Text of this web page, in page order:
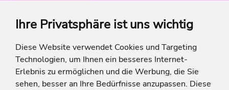
Ihre Privatsphäre ist uns wichtig
Diese Website verwendet Cookies und Targeting
Technologien, um Ihnen ein besseres Internet-
Erlebnis zu ermöglichen und die Werbung, die Sie
sehen, besser an Ihre Bedürfnisse anzupassen. Diese
ich-will-familienurlaub
Rechtliches